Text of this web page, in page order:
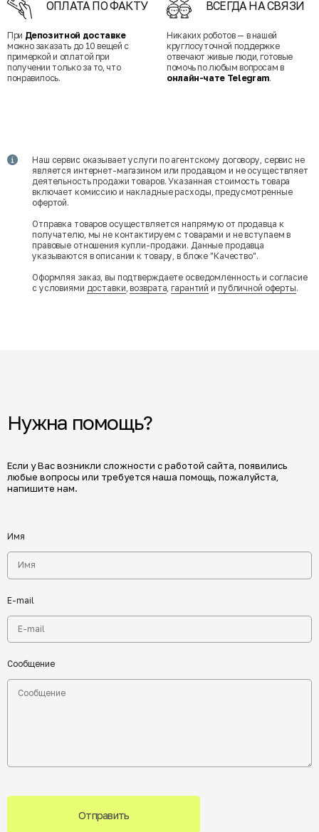
ОПЛАТА ПО ФАКТУ
При Депозитной доставке
можно заказать до 10 вещей с
примеркой и оплатой при
получении только за то, что
понравилось.
ВСЕГДА НА СВЯЗИ
Никаких роботов — в нашей
круглосуточной поддержке
отвечают живые люди, готовые
помочь по любым вопросам в
онлайн-чате Telegram.
Наш сервис оказывает услуги по агентскому договору, сервис не
является интернет-магазином или продавцом и не осуществляет
деятельность продажи товаров. Указанная стоимость товара
включает комиссию и накладные расходы, предусмотренные
офертой.
Отправка товаров осуществляется напрямую от продавца к
получателю, мы не контактируем с товарами и не вступаем в
правовые отношения купли-продажи. Данные продавца
указываются в описании к товару, в блоке "Качество".
Оформляя заказ, вы подтверждаете осведомленность и согласие
с условиями доставки,возврата,гарантий и публичной оферты.
Нужна помощь?
Если у Вас возникли сложности с работой сайта, появились
любые вопросы или требуется наша помощь, пожалуйста,
напишите нам.
Имя
E-mail
Сообщение
Отправить